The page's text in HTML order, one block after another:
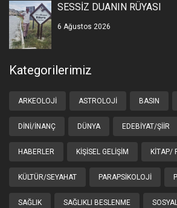
SESSİZ DUANIN RÜYASI
6 Ağustos 2026
Kategorilerimiz
ARKEOLOJI ASTROLOJI BASIN
DINI/İNANÇ DÜNYA EDEBIYAT/ŞIIR
HABERLER KIŞISEL GELIŞIM KITAP/
KÜLTÜR/SEYAHAT PARAPSIKOLOJI
SAĞLIK SAĞLIKLI BESLENME